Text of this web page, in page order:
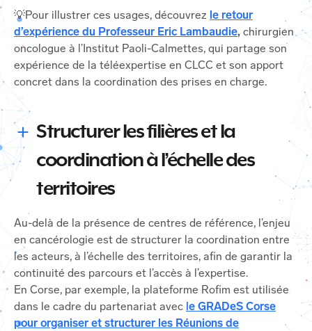
💡Pour illustrer ces usages, découvrez le retour
d’expérience du Professeur Eric Lambaudie, chirurgien
oncologue à l’Institut Paoli-Calmettes, qui partage son
expérience de la téléexpertise en CLCC et son apport
concret dans la coordination des prises en charge.
Structurer les filières et la
coordination à l’échelle des
territoires
Au-delà de la présence de centres de référence, l’enjeu
en cancérologie est de structurer la coordination entre
les acteurs, à l’échelle des territoires, afin de garantir la
continuité des parcours et l’accès à l’expertise.
En Corse, par exemple, la plateforme Rofim est utilisée
dans le cadre du partenariat avec e GRADeS Corse
pour organiser et structurer les Réunions de